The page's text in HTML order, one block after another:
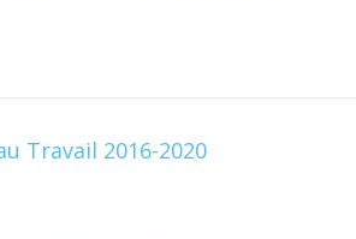
Travail 2016-2020